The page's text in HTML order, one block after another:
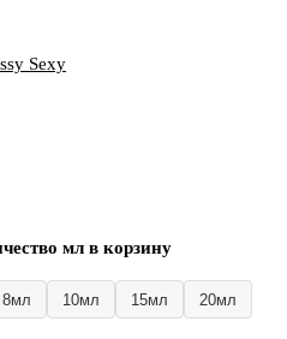
Sexy
мл в корзину
8мл 10мл 15мл 20мл